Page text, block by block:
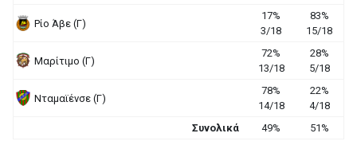
Ρίο Άβε (Γ)
17%
3/18
83%
15/18
Μαρίτιμο (Γ)
72%
13/18
28%
5/18
Νταμαϊένσε (Γ)
78%
14/18
22%
4/18
Συνολικά
49% 51%